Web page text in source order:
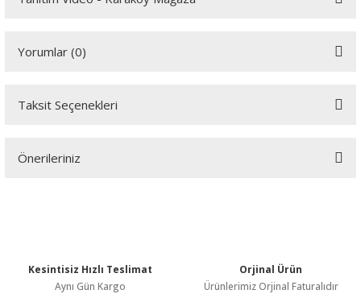
Yorumlar (0)
Bu ürüne ilk yorumu siz yapın!
Taksit Seçenekleri
Önerileriniz
Ürün resmi kalitesiz, bozuk veya görüntülenemiyor.
Kesintisiz Hızlı Teslimat
Aynı Gün Kargo
Orjinal Ürün
Ürünlerimiz Orjinal Faturalıdır